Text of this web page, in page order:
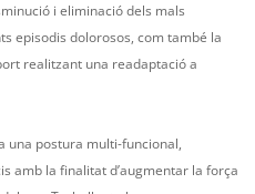
i eliminació dels mals
episodis dolorosos, com també la
realitzant una readaptació a
una postura multi-funcional,
amb la finalitat d’augmentar la força